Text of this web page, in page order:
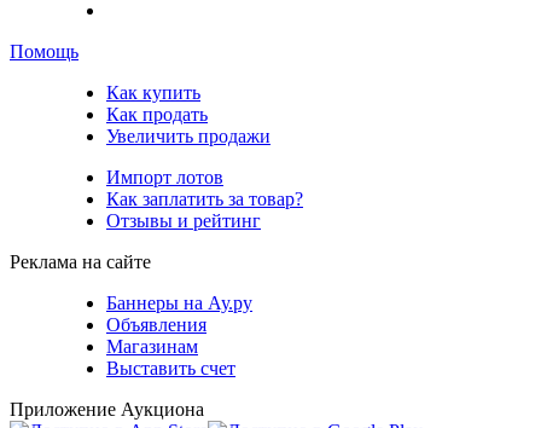
Помощь
Как купить
Как продать
Увеличить продажи
Импорт лотов
Как заплатить за товар?
Отзывы и рейтинг
Реклама на сайте
Баннеры на Ау.ру
Объявления
Магазинам
Выставить счет
Приложение Аукциона